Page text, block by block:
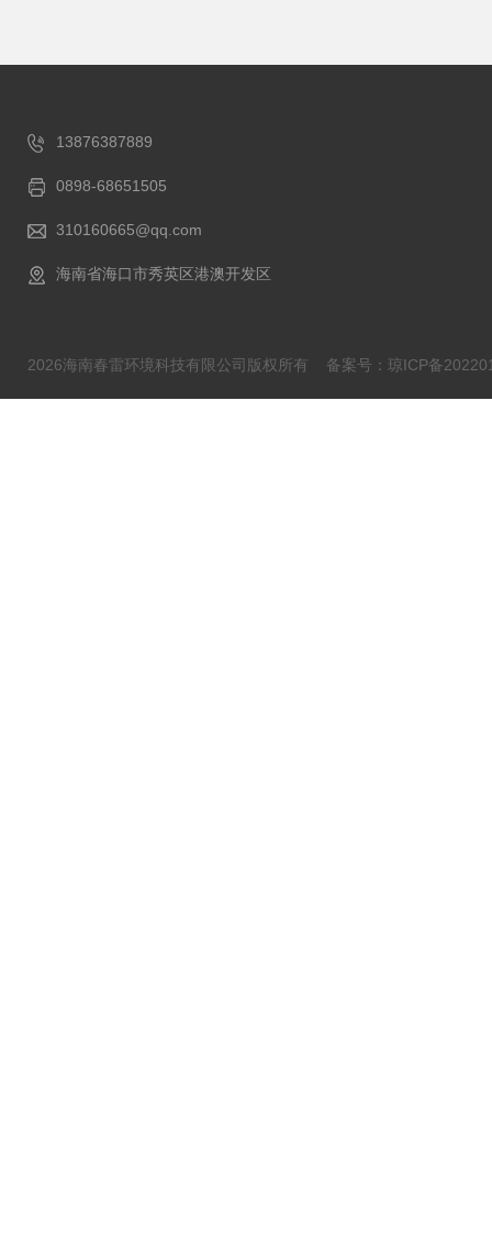
13876387889
0898-68651505
310160665@qq.com
海南省海口市秀英区港澳开发区
2026海南春雷环境科技有限公司版权所有 备案号：琼ICP备